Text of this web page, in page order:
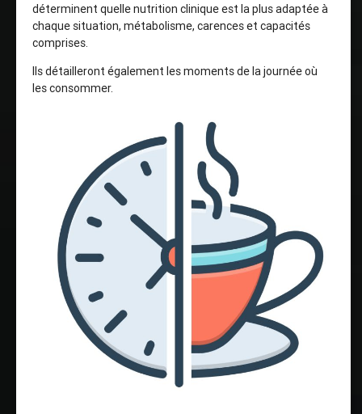
déterminent quelle nutrition clinique est la plus adaptée à
chaque situation, métabolisme, carences et capacités
comprises.
Ils détailleront également les moments de la journée où
les consommer.